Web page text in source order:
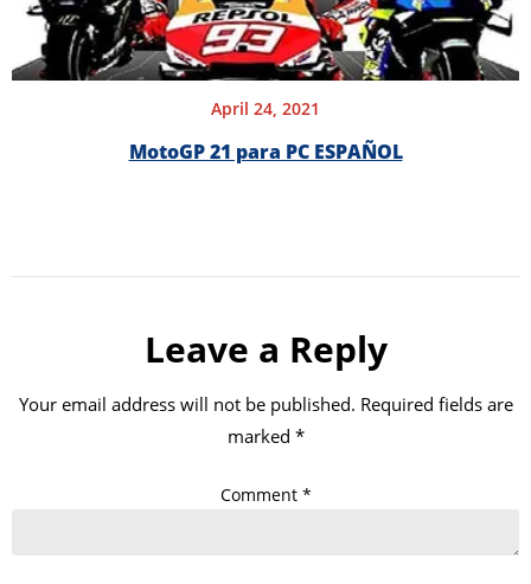
April 24, 2021
MotoGP 21 para PC ESPAÑOL
Leave a Reply
Your email address will not be published. Required fields are
marked *
Comment *